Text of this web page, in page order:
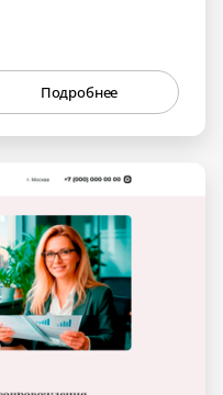
Подробнее